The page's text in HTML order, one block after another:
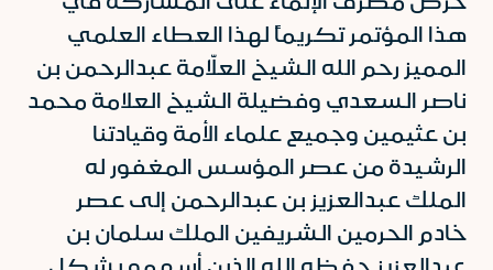
هذا المؤتمر تكريماً لهذا العطاء العلمي
المميز رحم الله الشيخ العلّامة عبدالرحمن بن
ناصر السعدي وفضيلة الشيخ العلامة محمد
بن عثيمين وجميع علماء الأمة وقيادتنا
الرشيدة من عصر المؤسس المغفور له
الملك عبدالعزيز بن عبدالرحمن إلى عصر
خادم الحرمين الشريفين الملك سلمان بن
عبدالعزيز حفظه الله الذين أسهمو بشكل